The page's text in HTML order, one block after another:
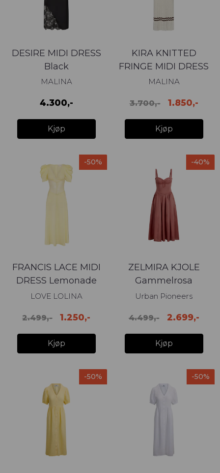
DESIRE MIDI DRESS
Black
MALINA
4.300,-
Kjøp
KIRA KNITTED
FRINGE MIDI DRESS
MALINA
3.700,- 1.850,-
Kjøp
-50%
FRANCIS LACE MIDI
DRESS Lemonade
LOVE LOLINA
2.499,- 1.250,-
Kjøp
-40%
ZELMIRA KJOLE
Gammelrosa
Urban Pioneers
4.499,- 2.699,-
Kjøp
-50% -50%